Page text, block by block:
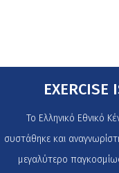
EXERCISE
Το Ελληνικό Εθνικό
συστάθηκε και
μεγαλύτερο